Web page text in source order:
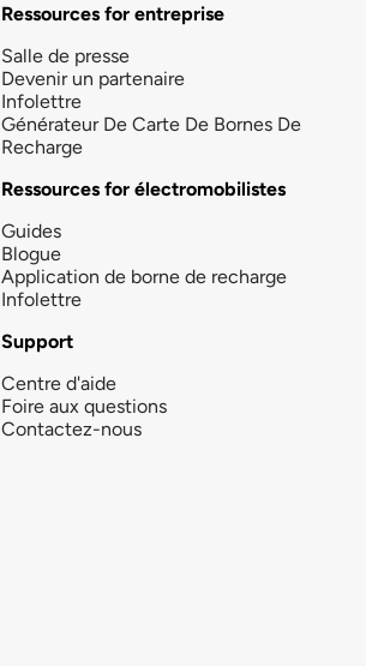
Ressources for entreprise
Salle de presse
Devenir un partenaire
Infolettre
Générateur De Carte De Bornes De
Recharge
Ressources for électromobilistes
Guides
Blogue
Application de borne de recharge
Infolettre
Support
Centre d'aide
Foire aux questions
Contactez-nous